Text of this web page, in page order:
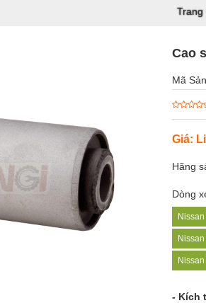
Trang
Cao
Mã
Giá:
Hãng
Dòng
- Kích